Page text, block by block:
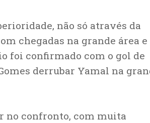
não só através da
chegadas na grande área e
foi confirmado com o gol de
derrubar Yamal na
no confronto, com muita